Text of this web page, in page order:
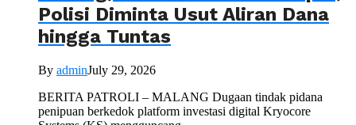
Polisi Diminta Usut Aliran Dana
hingga Tuntas
By adminJuly 29, 2026
BERITA PATROLI – MALANG Dugaan tindak pidana
penipuan berkedok platform investasi digital Kryocore